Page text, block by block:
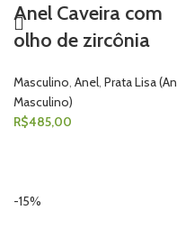
Anel Caveira com
olho de zircônia
Masculino, Anel, Prata Lisa
Masculino)
R$485,00
-15%